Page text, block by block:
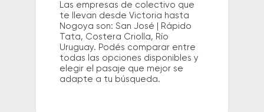
Las empresas de colectivo que
te llevan desde Victoria hasta
Nogoya son: San José | Rápido
Tata, Costera Criolla, Río
Uruguay. Podés comparar entre
todas las opciones disponibles y
elegir el pasaje que mejor se
adapte a tu búsqueda.